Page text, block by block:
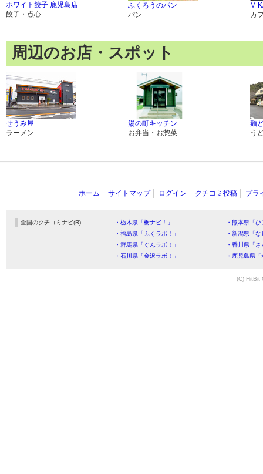
ホワイト餃子 鹿児島店
餃子・点心
ふくろうのパン
パン
M
カ
周辺のお店・スポット
せうみ屋
ラーメン
湯の町キッチン
お弁当・お惣菜
麺
う
ホーム サイトマップ ログイン クチコミ投稿 プラ
全国のクチコミナビ(R) ・栃木県「栃ナビ！」
・熊本県「
・福島県「ふくラボ！」
・新潟県「
・群馬県「ぐんラボ！」
・香川県「
・石川県「金沢ラボ！」
・鹿児島県
(C) HitBit